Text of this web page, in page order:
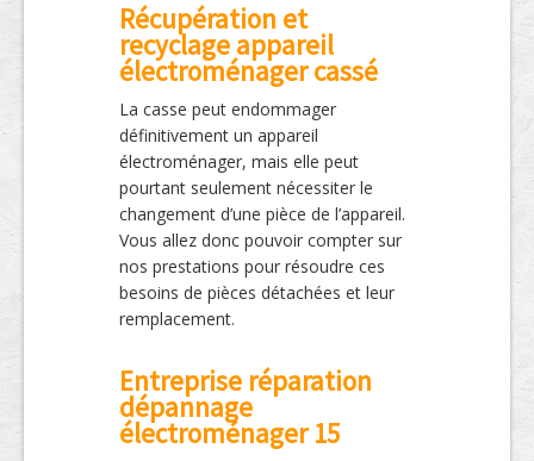
Récupération et
recyclage appareil
électroménager cassé
La casse peut endommager
définitivement un appareil
électroménager, mais elle peut
pourtant seulement nécessiter le
changement d’une pièce de l’appareil.
Vous allez donc pouvoir compter sur
nos prestations pour résoudre ces
besoins de pièces détachées et leur
remplacement.
Entreprise réparation
dépannage
électroménager 15